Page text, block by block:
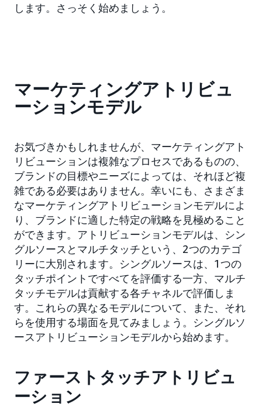
します。さっそく始めましょう。
マーケティングアトリビュ
ーションモデル
お気づきかもしれませんが、マーケティングアト
リビューションは複雑なプロセスであるものの、
ブランドの目標やニーズによっては、それほど複
雑である必要はありません。幸いにも、さまざま
なマーケティングアトリビューションモデルによ
り、ブランドに適した特定の戦略を見極めること
ができます。アトリビューションモデルは、シン
グルソースとマルチタッチという、2つのカテゴ
リーに大別されます。シングルソースは、1つの
タッチポイントですべてを評価する一方、マルチ
タッチモデルは貢献する各チャネルで評価しま
す。これらの異なるモデルについて、また、それ
らを使用する場面を見てみましょう。シングルソ
ースアトリビューションモデルから始めます。
ファーストタッチアトリビュ
ーション